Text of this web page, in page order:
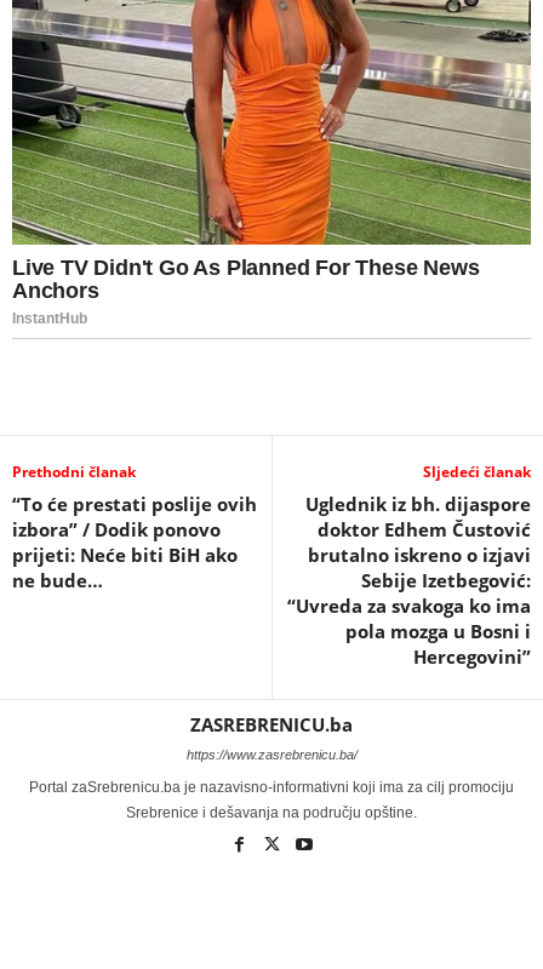
Prethodni članak
“To će prestati poslije ovih
izbora” / Dodik ponovo
prijeti: Neće biti BiH ako
ne bude…
Sljedeći članak
Uglednik iz bh. dijaspore
doktor Edhem Čustović
brutalno iskreno o izjavi
Sebije Izetbegović:
“Uvreda za svakoga ko ima
pola mozga u Bosni i
Hercegovini”
ZASREBRENICU.ba
https://www.zasrebrenicu.ba/
Portal zaSrebrenicu.ba je nazavisno-informativni koji ima za cilj promociju
Srebrenice i dešavanja na području opštine.